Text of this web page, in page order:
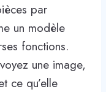
par
un modèle
fonctions.
une image,
ce qu’elle